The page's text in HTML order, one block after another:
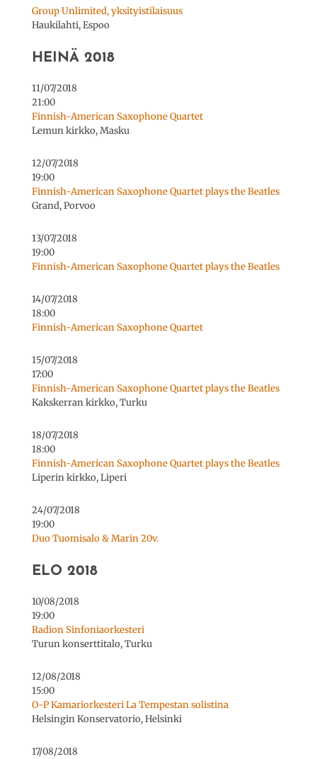
Group Unlimited, yksityistilaisuus
Haukilahti, Espoo
HEINÄ 2018
11/07/2018
21:00
Finnish-American Saxophone Quartet
Lemun kirkko, Masku
12/07/2018
19:00
Finnish-American Saxophone Quartet plays the Beatles
Grand, Porvoo
13/07/2018
19:00
Finnish-American Saxophone Quartet plays the Beatles
14/07/2018
18:00
Finnish-American Saxophone Quartet
15/07/2018
17:00
Finnish-American Saxophone Quartet plays the Beatles
Kakskerran kirkko, Turku
18/07/2018
18:00
Finnish-American Saxophone Quartet plays the Beatles
Liperin kirkko, Liperi
24/07/2018
19:00
Duo Tuomisalo & Marin 20v.
ELO 2018
10/08/2018
19:00
Radion Sinfoniaorkesteri
Turun konserttitalo, Turku
12/08/2018
15:00
O-P Kamariorkesteri La Tempestan solistina
Helsingin Konservatorio, Helsinki
17/08/2018